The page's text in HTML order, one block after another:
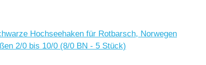
Hochseehaken für Rotbarsch, Norwegen
2/0 bis 10/0 (8/0 BN - 5 Stück)